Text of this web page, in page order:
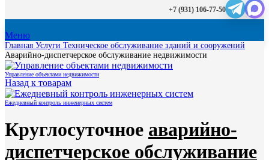
+7 (931) 106-77-50
Меню
Главная Услуги Техническое обслуживание зданий и сооружений
Аварийно-диспетчерское обслуживание недвижимости
Управление объектами недвижимости
Назад к товарам
Ежедневный контроль инженерных систем
Круглосуточное аварийно-
диспетчерское обслуживание